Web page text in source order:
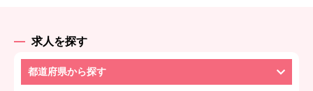
求人を探す
都道府県から探す